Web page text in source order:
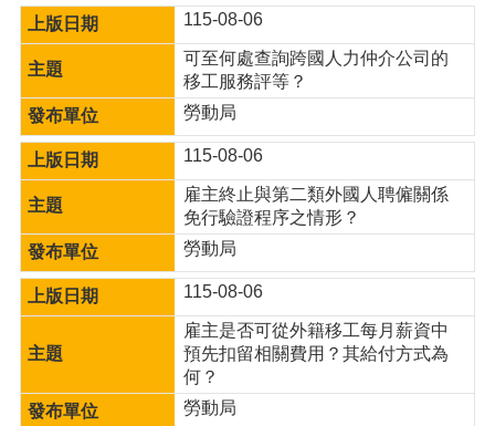
訊
便
民
服
務
政
府
資
訊
公
開
檔
案
應
用
115-08-06
可至何處查詢跨國人力仲介公司的
移工服務評等？
勞動局
115-08-06
雇主終止與第二類外國人聘僱關係
免行驗證程序之情形？
勞動局
115-08-06
雇主是否可從外籍移工每月薪資中
預先扣留相關費用？其給付方式為
何？
勞動局